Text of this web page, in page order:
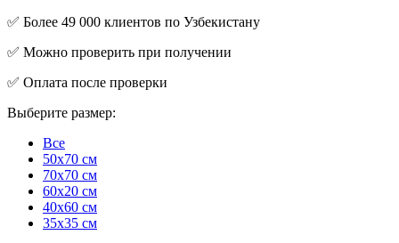
✅ Более 49 000 клиентов по Узбекистану
✅ Можно проверить при получении
✅ Оплата после проверки
Выберите размер:
Все
50x70 см
70x70 см
60х20 см
40x60 см
35x35 см